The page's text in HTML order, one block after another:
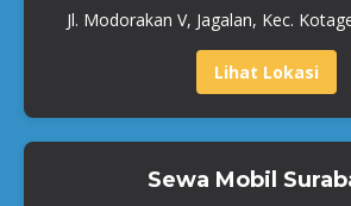
Jl. Modorakan V, Jagalan, Kec.
Lihat Lokasi
Sewa Mobil